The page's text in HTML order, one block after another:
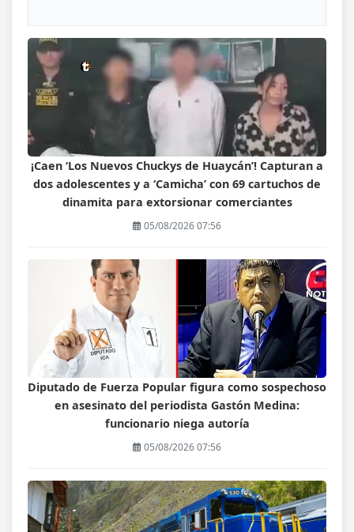
¡Caen ‘Los Nuevos Chuckys de Huaycán’! Capturan a
dos adolescentes y a ‘Camicha’ con 69 cartuchos de
dinamita para extorsionar comerciantes
05/08/2026 07:56
Diputado de Fuerza Popular figura como sospechoso
en asesinato del periodista Gastón Medina:
funcionario niega autoría
05/08/2026 07:56